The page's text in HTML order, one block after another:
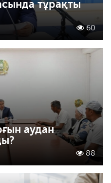
тұрақты
60
аудан
88